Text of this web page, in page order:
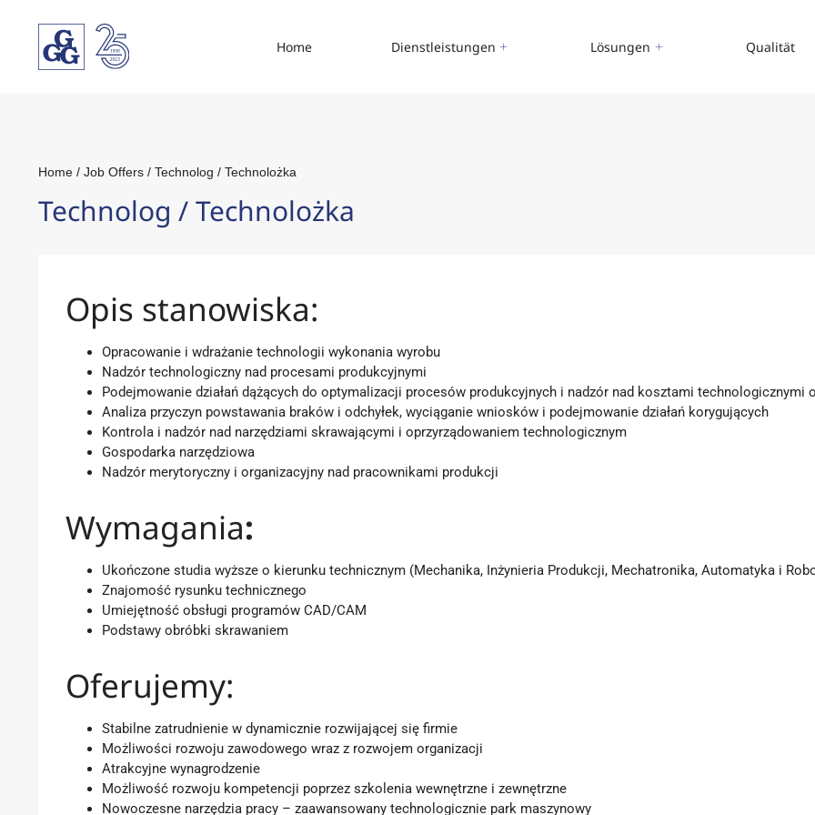
Home Dienstleistungen Lösungen Qualität
Home / Job Offers / Technolog / Technolożka
Technolog / Technolożka
Opis stanowiska:
Opracowanie i wdrażanie technologii wykonania wyrobu
Nadzór technologiczny nad procesami produkcyjnymi
Podejmowanie działań dążących do optymalizacji procesów produkcyjnych i nadzór nad kosztami technologicznymi
Analiza przyczyn powstawania braków i odchyłek, wyciąganie wniosków i podejmowanie działań korygujących
Kontrola i nadzór nad narzędziami skrawającymi i oprzyrządowaniem technologicznym
Gospodarka narzędziowa
Nadzór merytoryczny i organizacyjny nad pracownikami produkcji
Wymagania:
Ukończone studia wyższe o kierunku technicznym (Mechanika, Inżynieria Produkcji, Mechatronika, Automatyka i
Znajomość rysunku technicznego
Umiejętność obsługi programów CAD/CAM
Podstawy obróbki skrawaniem
Oferujemy:
Stabilne zatrudnienie w dynamicznie rozwijającej się firmie
Możliwości rozwoju zawodowego wraz z rozwojem organizacji
Atrakcyjne wynagrodzenie
Możliwość rozwoju kompetencji poprzez szkolenia wewnętrzne i zewnętrzne
Nowoczesne narzędzia pracy – zaawansowany technologicznie park maszynowy